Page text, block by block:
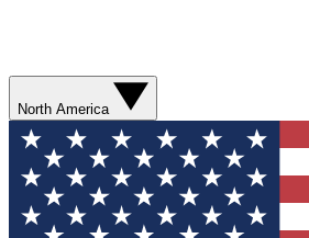
North America